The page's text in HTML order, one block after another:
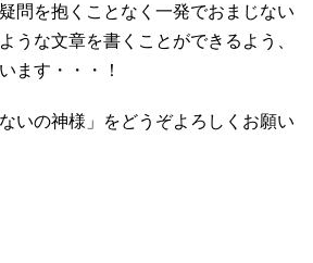
問を抱くことなく一発でおまじない
うな文章を書くことができるよう、
ます・・・！
いの神様」をどうぞよろしくお願い